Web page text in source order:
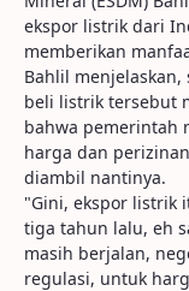
ekspor listrik dari
memberikan
Bahlil
beli listrik tersebut
bahwa pemerintah
harga dan
diambil nantinya.
"Gini, ekspor listrik
tiga tahun lalu, eh
masih berjalan,
regulasi, untuk